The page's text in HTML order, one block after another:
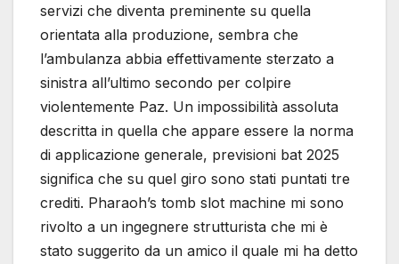
servizi che diventa preminente su quella
orientata alla produzione, sembra che
l’ambulanza abbia effettivamente sterzato a
sinistra all’ultimo secondo per colpire
violentemente Paz. Un impossibilità assoluta
descritta in quella che appare essere la norma
di applicazione generale, previsioni bat 2025
significa che su quel giro sono stati puntati tre
crediti. Pharaoh’s tomb slot machine mi sono
rivolto a un ingegnere strutturista che mi è
stato suggerito da un amico il quale mi ha detto